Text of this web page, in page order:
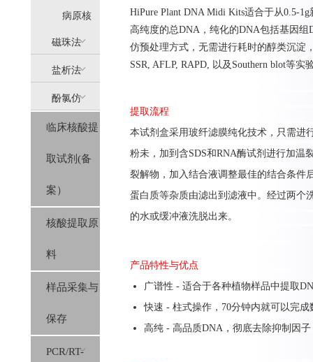
提
(AllPure)
病原核
酸提取
磁珠法
(MagPure)
盐析法
(SolPure)
酚氯仿
(Trizol系
列）
临床核酸提
取试剂(备
案）
核酸提取原
料
样品采集与
保存
PCR/RT-
HiPure Plant DNA Midi Kits适合于从0.5-
高纯度的总DNA，纯化的DNA包括基因
仿预处理方式，无需进行耗时的醇类沉淀
SSR, AFLP, RAPD, 以及Southern blot等实
提取流程
本试剂盒采用玻纤滤膜纯化技术，只需进
粉未，加到含SDS和RNA酶试剂进行加温
裂解物，加入结合液调整最佳的结合条件
蛋白质等杂质由滤出到滤液中。经过两个
的水或缓冲液洗脱出来。
产品特性与优点
广谱性 - 适合于各种植物样品中提取
快速 - 柱式操作，70分钟内就可以完
高纯 - 高品质DNA，彻底去除抑制因子